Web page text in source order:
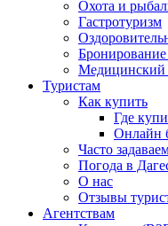
Охота и
Гастротуризм
Медицинский
Туристам
Как купить
Где
Онлайн
Часто
Погода в
О нас
Отзывы
Агентствам